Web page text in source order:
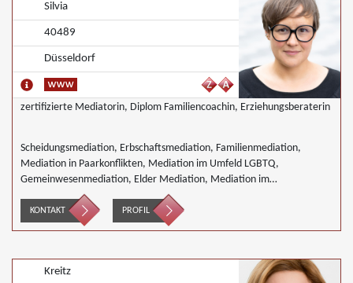
Silvia
40489
Düsseldorf
zertifizierte Mediatorin, Diplom Familiencoachin, Erziehungsberaterin
Scheidungsmediation, Erbschaftsmediation, Familienmediation,
Mediation in Paarkonflikten, Mediation im Umfeld LGBTQ,
Gemeinwesenmediation, Elder Mediation, Mediation im
Gesundheitswesen, Mediation im Bereich Integration und Inklusion,
Innerbetriebliche Mediation, Interkulturelle Mediation, Mediation von
Generationskonflikten, Mediation im öffentlichen Bereich, Mediation
Unternehmensnachfolgen, Nachbarschaftsmediation, Schulmediation
KONTAKT PROFIL
Kreitz